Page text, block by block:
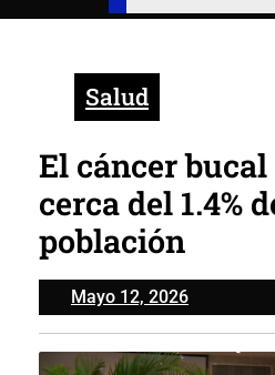
Salud
El cáncer
cerca del 1.4%
población
Mayo 12, 2026Mayo
12,
2026